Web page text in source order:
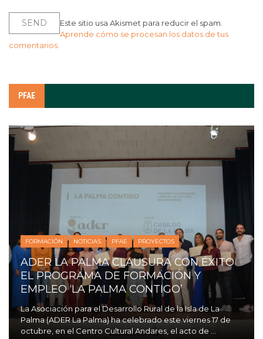
Este sitio usa Akismet para reducir el spam.
Aprende cómo se procesan los datos de tus
comentarios.
PFAE
FORMACIÓN NOTICIAS PFAE PROYECTOS
ADER LA PALMA CLAUSURA CON ÉXITO
EL PROGRAMA DE FORMACIÓN Y
EMPLEO ‘LA PALMA CONTIGO’
La Asociación para el Desarrollo Rural de la Isla de La
Palma (ADER La Palma) ha celebrado este viernes 17 de
octubre, en el Centro Cultural Andares, el acto de ...